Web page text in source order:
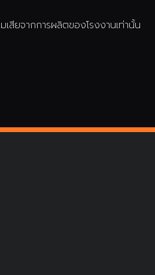
สียจากการผลิตของโรงงานเท่านั้น